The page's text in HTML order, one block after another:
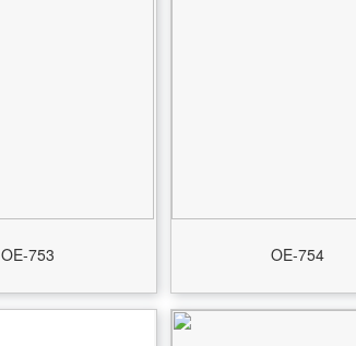
OE-753 OE-754